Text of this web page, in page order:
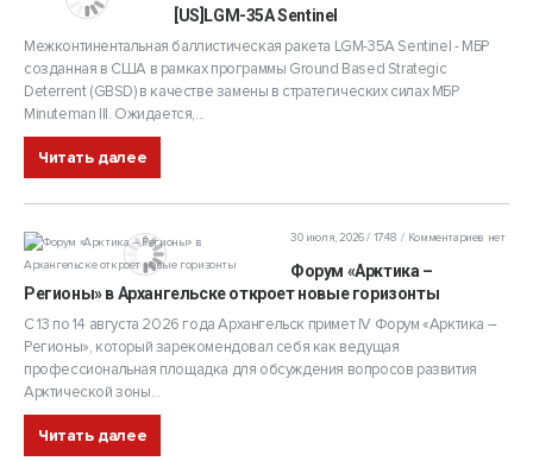
[US]LGM-35A Sentinel
Межконтинентальная баллистическая ракета LGM-35A Sentinel - МБР
созданная в США в рамках программы Ground Based Strategic
Deterrent (GBSD) в качестве замены в стратегических силах МБР
Minuteman III. Ожидается,...
Читать далее
30 июля, 2026 / 17:48 Комментариев нет
Форум «Арктика –
Регионы» в Архангельске откроет новые горизонты
С 13 по 14 августа 2026 года Архангельск примет IV Форум «Арктика –
Регионы», который зарекомендовал себя как ведущая
профессиональная площадка для обсуждения вопросов развития
Арктической зоны...
Читать далее